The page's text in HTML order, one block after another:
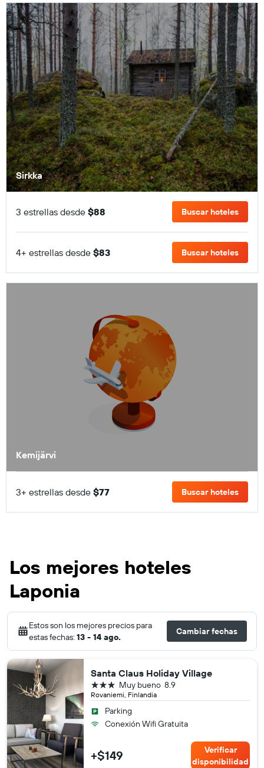
Sirkka
3 estrellas desde $88 Buscar hoteles
4+ estrellas desde $83 Buscar hoteles
Kemijärvi
3+ estrellas desde $77 Buscar hoteles
Los mejores hoteles
Laponia
Estos son los mejores precios para
estas fechas: 13 - 14 ago.
Cambiar fechas
Santa Claus Holiday Village
Rovaniemi, Finlandia
8.9
Muy bueno
3 estrellas
Parking
Conexión Wifi Gratuita
+$149
Verificar
disponibilidad